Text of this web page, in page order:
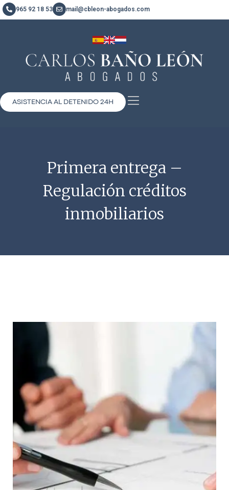
965 92 18 53 mail@cbleon-abogados.com
ASISTENCIA AL DETENIDO 24H
Primera entrega –
Regulación créditos
inmobiliarios